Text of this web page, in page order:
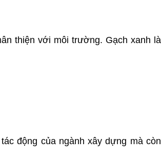
thiện với môi trường. Gạch xanh là
động của ngành xây dựng mà còn